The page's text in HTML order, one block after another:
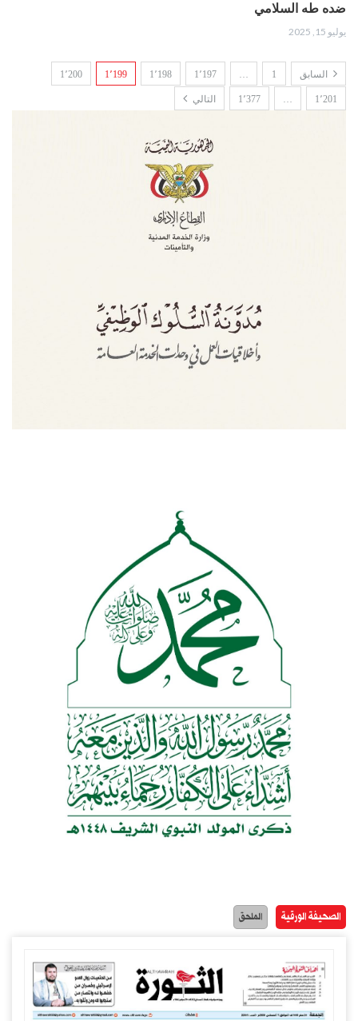
ضده طه السلامي
يوليو 15, 2025
السابق 1
… 1٬197 1٬198 1٬199 1٬200
1٬201 … 1٬377 التالي
الصحيفة الورقية الملحق